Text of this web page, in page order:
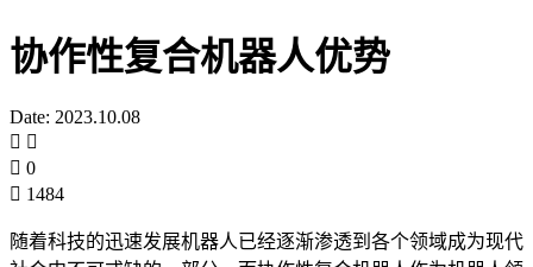
协作性复合机器人优势
Date: 2023.10.08
0
1484
随着科技的迅速发展机器人已经逐渐渗透到各个领域成为现代